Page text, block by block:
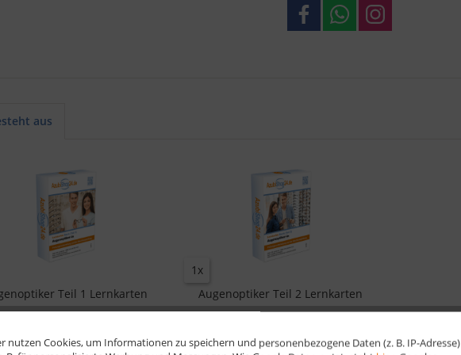
aus
Teil 1 Lernkarten
1x
Augenoptiker Teil 2 Lernkarten
Aktiv
nutzen Cookies, um Informationen zu speichern und personenbezogene Daten (z. B. IP-Adresse)